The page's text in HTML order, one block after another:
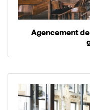
Agencement